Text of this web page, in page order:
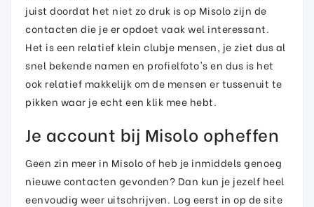
juist doordat het niet zo druk is op Misolo zijn de
contacten die je er opdoet vaak wel interessant.
Het is een relatief klein clubje mensen, je ziet dus al
snel bekende namen en profielfoto's en dus is het
ook relatief makkelijk om de mensen er tussenuit te
pikken waar je echt een klik mee hebt.
Je account bij Misolo opheffen
Geen zin meer in Misolo of heb je inmiddels genoeg
nieuwe contacten gevonden? Dan kun je jezelf heel
eenvoudig weer uitschrijven. Log eerst in op de site